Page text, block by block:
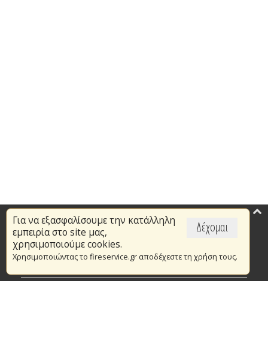
Δέχομαι
Για να εξασφαλίσουμε την κατάλληλη
εμπειρία στο site μας,
χρησιμοποιούμε cookies.
Χρησιμοποιώντας το fireservice.gr αποδέχεστε τη χρήση τους.
Επικαιρότητα
Το Πυροσβεστικό Σώμα